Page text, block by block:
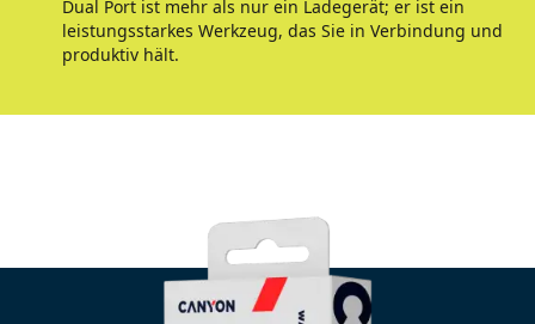
Dual Port ist mehr als nur ein Ladegerät; er ist ein
leistungsstarkes Werkzeug, das Sie in Verbindung und
produktiv hält.